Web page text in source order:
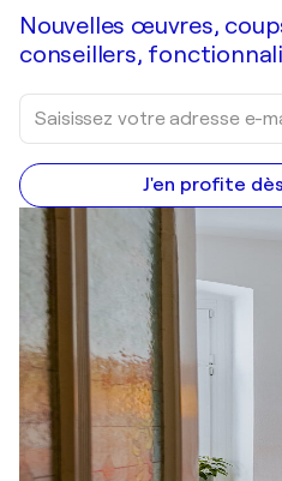
Nouvelles œuvres,
conseillers,
J'en profite